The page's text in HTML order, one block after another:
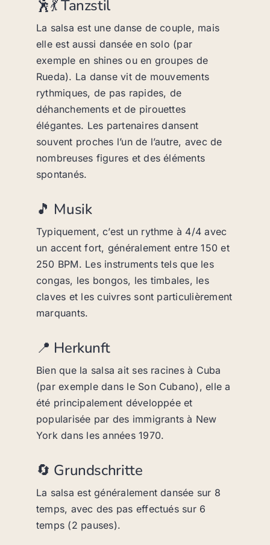
🕺💃 Tanzstil
La salsa est une danse de couple, mais
elle est aussi dansée en solo (par
exemple en shines ou en groupes de
Rueda). La danse vit de mouvements
rythmiques, de pas rapides, de
déhanchements et de pirouettes
élégantes. Les partenaires dansent
souvent proches l’un de l’autre, avec de
nombreuses figures et des éléments
spontanés.
🎵 Musik
Typiquement, c’est un rythme à 4/4 avec
un accent fort, généralement entre 150 et
250 BPM. Les instruments tels que les
congas, les bongos, les timbales, les
claves et les cuivres sont particulièrement
marquants.
📍 Herkunft
Bien que la salsa ait ses racines à Cuba
(par exemple dans le Son Cubano), elle a
été principalement développée et
popularisée par des immigrants à New
York dans les années 1970.
🔄 Grundschritte
La salsa est généralement dansée sur 8
temps, avec des pas effectués sur 6
temps (2 pauses).